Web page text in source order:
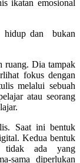
ikatan emosional
hidup dan bukan
ruang. Dia tampak
fokus dengan
melalui sebuah
atau seorang
Saat ini bentuk
Kedua bentuk
tidak ada yang
sama diperlukan